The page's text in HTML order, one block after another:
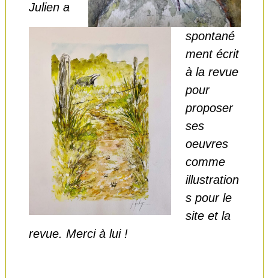
Julien a
spontané
ment écrit
à la revue
pour
proposer
ses
oeuvres
comme
illustration
s pour le
site et la
revue. Merci à lui !